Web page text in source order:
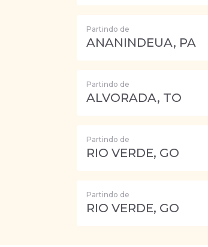
Partindo de
ANANINDEUA, PA
Partindo de
ALVORADA, TO
Partindo de
RIO VERDE, GO
Partindo de
RIO VERDE, GO